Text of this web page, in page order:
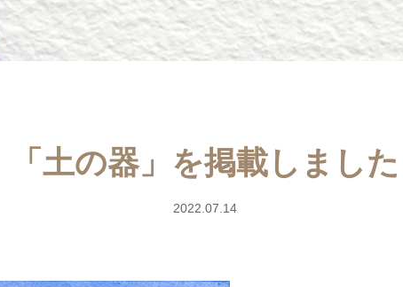
「土の器」を掲載しました
2022.07.14